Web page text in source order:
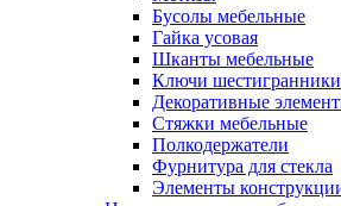
Бусолы мебельные
Гайка усовая
Шканты мебельные
Ключи шестигранники
Декоративные
Стяжки мебельные
Полкодержатели
Фурнитура для стекла
Элементы